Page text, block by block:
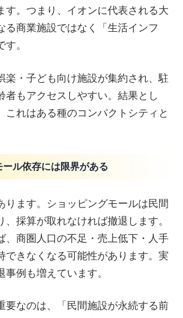
す。つまり、イオンに代表される大
る商業施設ではなく「生活インフ
。
楽・子ども向け施設が集約され、駐
者もアクセスしやすい。結果とし
これはある種のコンパクトシティと
ール依存には限界がある
ります。ショッピングモールは民間
、採算が取れなければ撤退します。
、商圏人口の不足・売上低下・人手
できなくなる可能性があります。実
事例も増えています。
要なのは、「民間施設が永続する前